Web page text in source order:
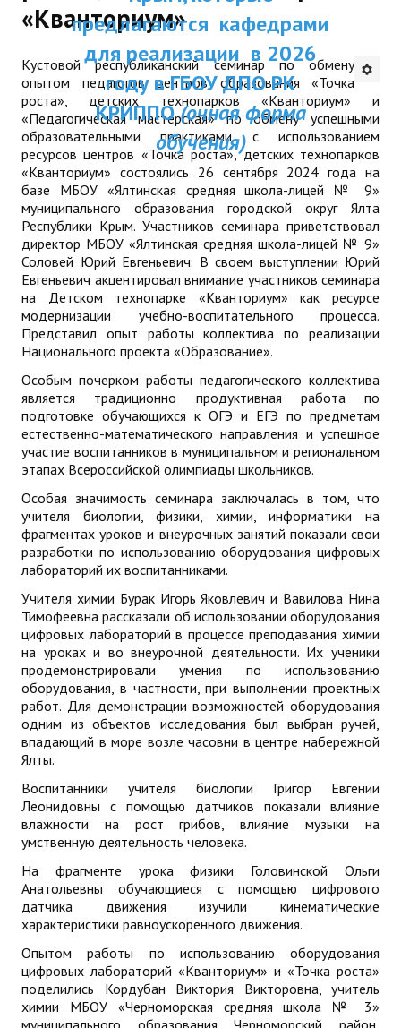
ДПО
Профессиональная переподготовка
Повышение квалификации
КОНТАКТЫ
ДПП ПК:
Актуальное
занятий
предлагаются
для реализации
году в ГБОУ
КРИППО(очная
обучения)
Республики Крым и были одобрены
Ученым советом ГБОУ ДПО РК КРИППО.
Мы надеемся получить Ваши предложения
и отзывы на электронный
адрес:dpo@krippo.ru
Рекомендации «Об организации
сопровождения детей, утративших
родителей, в современных условиях»
«Кванториум»
Кустовой республиканский семинар по обмену
опытом педагогов центров образования «Точка
роста», детских технопарков «Кванториум» и
«Педагогическая мастерская» по обмену успешными
образовательными практиками с использованием
ресурсов центров «Точка роста», детских технопарков
«Кванториум» состоялись 26 сентября 2024 года на
базе МБОУ «Ялтинская средняя школа-лицей № 9»
муниципального образования городской округ Ялта
Республики Крым. Участников семинара приветствовал
директор МБОУ «Ялтинская средняя школа-лицей № 9»
Соловей Юрий Евгеньевич. В своем выступлении Юрий
Евгеньевич акцентировал внимание участников семинара
на Детском технопарке «Кванториум» как ресурсе
модернизации учебно-воспитательного процесса.
Представил опыт работы коллектива по реализации
Национального проекта «Образование».
Особым почерком работы педагогического коллектива
является традиционно продуктивная работа по
подготовке обучающихся к ОГЭ и ЕГЭ по предметам
естественно-математического направления и успешное
участие воспитанников в муниципальном и региональном
этапах Всероссийской олимпиады школьников.
Особая значимость семинара заключалась в том, что
учителя биологии, физики, химии, информатики на
фрагментах уроков и внеурочных занятий показали свои
разработки по использованию оборудования цифровых
лабораторий их воспитанниками.
Учителя химии Бурак Игорь Яковлевич и Вавилова Нина
Тимофеевна рассказали об использовании оборудования
цифровых лабораторий в процессе преподавания химии
на уроках и во внеурочной деятельности. Их ученики
продемонстрировали умения по использованию
оборудования, в частности, при выполнении проектных
работ. Для демонстрации возможностей оборудования
одним из объектов исследования был выбран ручей,
впадающий в море возле часовни в центре набережной
Ялты.
Воспитанники учителя биологии Григор Евгении
Леонидовны с помощью датчиков показали влияние
влажности на рост грибов, влияние музыки на
умственную деятельность человека.
На фрагменте урока физики Головинской Ольги
Анатольевны обучающиеся с помощью цифрового
датчика движения изучили кинематические
характеристики равноускоренного движения.
Опытом работы по использованию оборудования
цифровых лабораторий «Кванториум» и «Точка роста»
поделились Кордубан Виктория Викторовна, учитель
химии МБОУ «Черноморская средняя школа № 3»
муниципального образования Черноморский район,